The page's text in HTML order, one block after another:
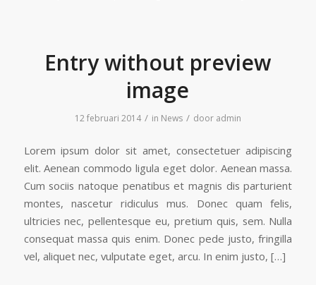
Entry without preview
image
12 februari 2014 / in News / door admin
Lorem ipsum dolor sit amet, consectetuer adipiscing
elit. Aenean commodo ligula eget dolor. Aenean massa.
Cum sociis natoque penatibus et magnis dis parturient
montes, nascetur ridiculus mus. Donec quam felis,
ultricies nec, pellentesque eu, pretium quis, sem. Nulla
consequat massa quis enim. Donec pede justo, fringilla
vel, aliquet nec, vulputate eget, arcu. In enim justo, […]